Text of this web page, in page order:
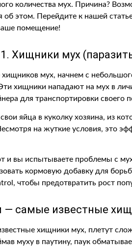
количества мух. Причина?
этом. Перейдите к нашей
помещение!
1. Хищники мух
хищников мух, начнем с
хищники нападают на мух в
для транспортировки своего
яйца в куколку хозяина, из
на жуткие условия, это
и вы испытываете проблемы с
кормовую добавку для
чтобы предотвратить рост
— самые известные
хищники мух, плетут
муху в паутину, паук